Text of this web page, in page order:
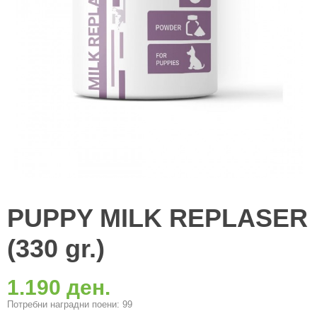
PUPPY MILK REPLASER
(330 gr.)
1.190 ден.
Потребни наградни поени: 99